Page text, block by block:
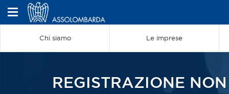
Chi siamo Le imprese
REGISTRAZIONE